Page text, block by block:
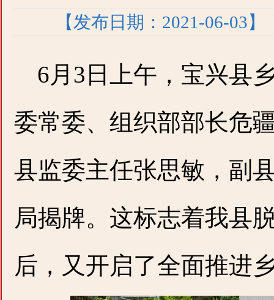
【发布日期：2021-06-03】
6月3日上午，宝兴县
委常委、组织部部长危
县监委主任张思敏，副
局揭牌。这标志着我县
后，又开启了全面推进